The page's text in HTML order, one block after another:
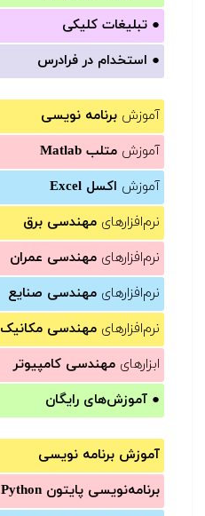
● تبلیغات کلیکی
● استخدام در فرادرس
آموزش برنامه نویسی
آموزش متلب Matlab
آموزش اکسل Excel
نرم‌افزارهای مهندسی برق
نرم‌افزارهای مهندسی عمران
نرم‌افزارهای مهندسی صنایع
نرم‌افزارهای مهندسی مکانیک
ابزارهای مهندسی کامپیوتر
● آموزش‌های رایگان
آموزش برنامه نویسی
برنامه‌نویسی پایتون Python